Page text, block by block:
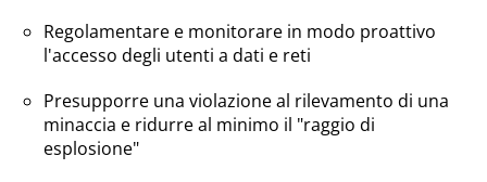
Regolamentare e monitorare in modo proattivo
l'accesso degli utenti a dati e reti
Presupporre una violazione al rilevamento di una
minaccia e ridurre al minimo il "raggio di
esplosione"